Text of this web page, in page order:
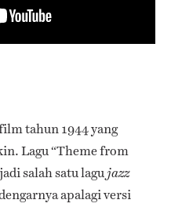
tahun 1944 yang
Lagu “Theme from
salah satu lagu jazz
apalagi versi